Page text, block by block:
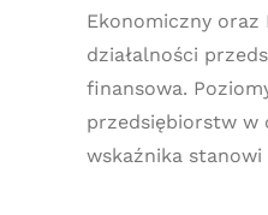
Ekonomiczny oraz
działalności
finansowa.
przedsiębiorstw w
wskaźnika